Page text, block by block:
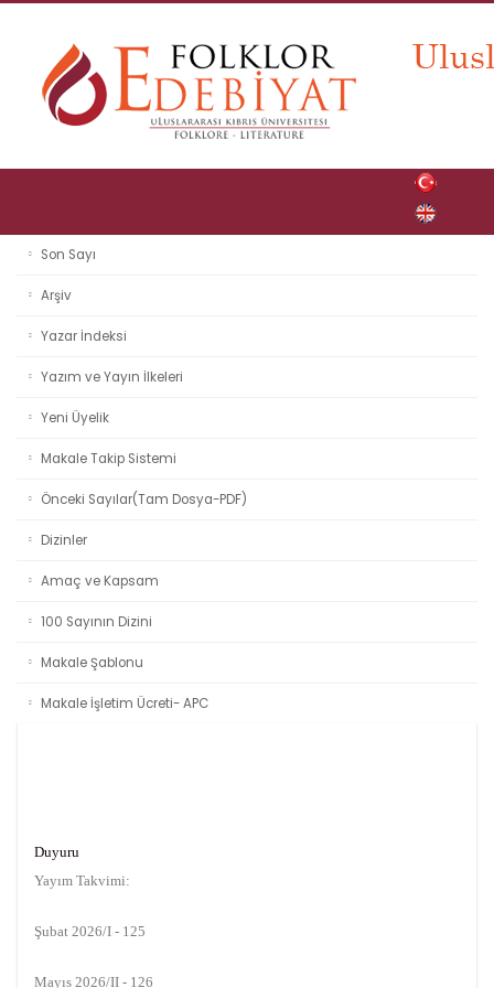
Son Sayı
Arşiv
Yazar İndeksi
Yazım ve Yayın İlkeleri
Yeni Üyelik
Makale Takip Sistemi
Önceki Sayılar(Tam Dosya-PDF)
Dizinler
Amaç ve Kapsam
100 Sayının Dizini
Makale Şablonu
Makale İşletim Ücreti- APC
Duyuru
Yayım Takvimi:
Şubat 2026/I - 125
Mayıs 2026/II - 126